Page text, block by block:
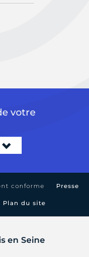
en Seine
votre
conforme Presse
Plan du site